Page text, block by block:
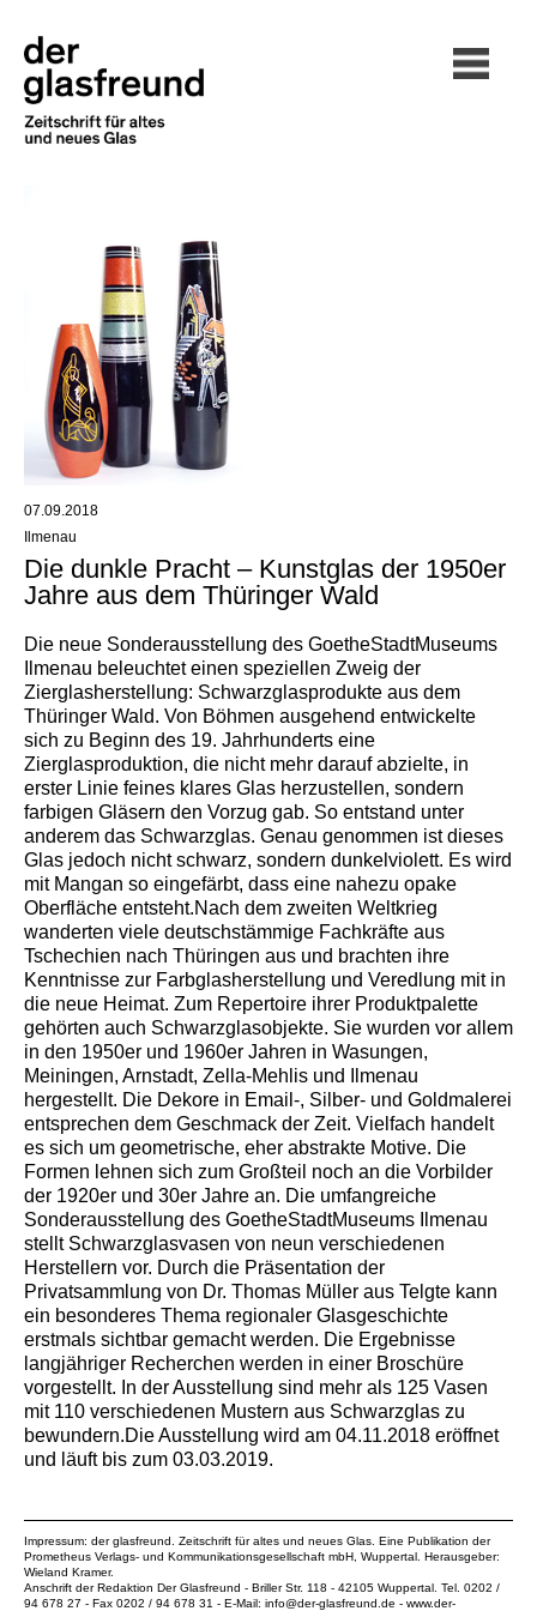
07.09.2018
Ilmenau
Die dunkle Pracht – Kunstglas der 1950er
Jahre aus dem Thüringer Wald
Die neue Sonderausstellung des GoetheStadtMuseums
Ilmenau beleuchtet einen speziellen Zweig der
Zierglasherstellung: Schwarzglasprodukte aus dem
Thüringer Wald. Von Böhmen ausgehend entwickelte
sich zu Beginn des 19. Jahrhunderts eine
Zierglasproduktion, die nicht mehr darauf abzielte, in
erster Linie feines klares Glas herzustellen, sondern
farbigen Gläsern den Vorzug gab. So entstand unter
anderem das Schwarzglas. Genau genommen ist dieses
Glas jedoch nicht schwarz, sondern dunkelviolett. Es wird
mit Mangan so eingefärbt, dass eine nahezu opake
Oberfläche entsteht.Nach dem zweiten Weltkrieg
wanderten viele deutschstämmige Fachkräfte aus
Tschechien nach Thüringen aus und brachten ihre
Kenntnisse zur Farbglasherstellung und Veredlung mit in
die neue Heimat. Zum Repertoire ihrer Produktpalette
gehörten auch Schwarzglasobjekte. Sie wurden vor allem
in den 1950er und 1960er Jahren in Wasungen,
Meiningen, Arnstadt, Zella-Mehlis und Ilmenau
hergestellt. Die Dekore in Email-, Silber- und Goldmalerei
entsprechen dem Geschmack der Zeit. Vielfach handelt
es sich um geometrische, eher abstrakte Motive. Die
Formen lehnen sich zum Großteil noch an die Vorbilder
der 1920er und 30er Jahre an. Die umfangreiche
Sonderausstellung des GoetheStadtMuseums Ilmenau
stellt Schwarzglasvasen von neun verschiedenen
Herstellern vor. Durch die Präsentation der
Privatsammlung von Dr. Thomas Müller aus Telgte kann
ein besonderes Thema regionaler Glasgeschichte
erstmals sichtbar gemacht werden. Die Ergebnisse
langjähriger Recherchen werden in einer Broschüre
vorgestellt. In der Ausstellung sind mehr als 125 Vasen
mit 110 verschiedenen Mustern aus Schwarzglas zu
bewundern.Die Ausstellung wird am 04.11.2018 eröffnet
und läuft bis zum 03.03.2019.
Impressum: der glasfreund. Zeitschrift für altes und neues Glas. Eine Publikation der
Prometheus Verlags- und Kommunikationsgesellschaft mbH , Wuppertal. Herausgeber:
Wieland Kramer.
Anschrift der Redaktion Der Glasfreund - Briller Str. 118 - 42105 Wuppertal. Tel. 0202 /
94 678 27 - Fax 0202 / 94 678 31 - E-Mail: info@der-glasfreund.de - www.der-